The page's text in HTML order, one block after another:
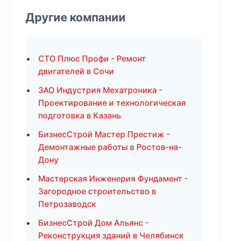
Другие компании
СТО Плюс Профи - Ремонт
двигателей в Сочи
ЗАО Индустрия Мехатроника -
Проектирование и технологическая
подготовка в Казань
БизнесСтрой Мастер Престиж -
Демонтажные работы в Ростов-на-
Дону
Мастерская Инженерия Фундамент -
Загородное строительство в
Петрозаводск
БизнесСтрой Дом Альянс -
Реконструкция зданий в Челябинск